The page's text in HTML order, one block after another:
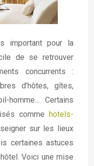
important pour la
de se retrouver
concurrents :
d’hôtes, gîtes,
homme… Certains
comme hotels-
sur les lieux
certaines astuces
Voici une mise